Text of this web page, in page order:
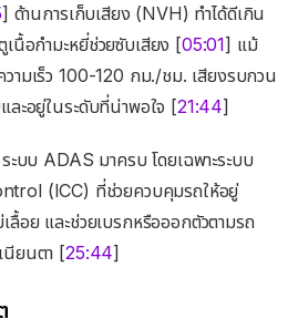
] ด้านการเก็บเสียง (NVH) ทำได้ดีเกิน
เนื้อกำมะหยี่ช่วยซับเสียง [05:01] แม้
วามเร็ว 100-120 กม./ชม. เสียงรบกวน
ละอยู่ในระดับที่น่าพอใจ [21:44]
ะบบ ADAS มาครบ โดยเฉพาะระบบ
(ICC) ที่ช่วยควบคุมรถให้อยู่
ลื้อย และช่วยเบรกหรือออกตัวตามรถ
นียนตา [25:44]